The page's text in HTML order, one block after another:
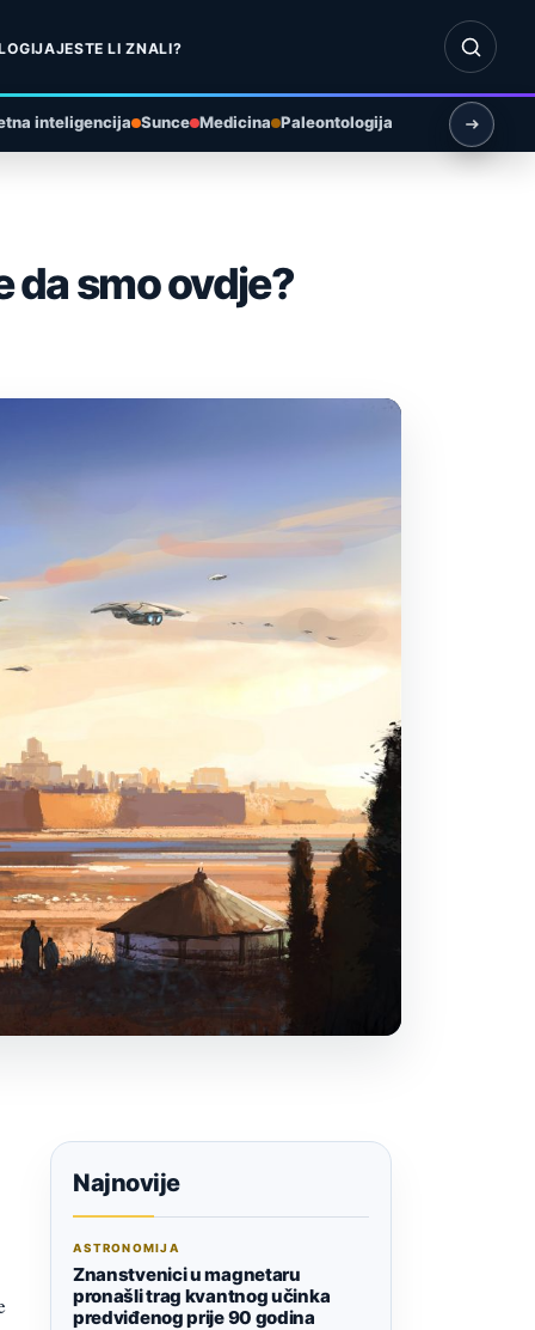
JESTE LI ZNALI?
Otvori
inteligencija Sunce Medicina Paleontologija
smo ovdje?
Najnovije
ASTRONOMIJA
Znanstvenici u magnetaru
pronašli trag kvantnog učinka
predviđenog prije 90 godina